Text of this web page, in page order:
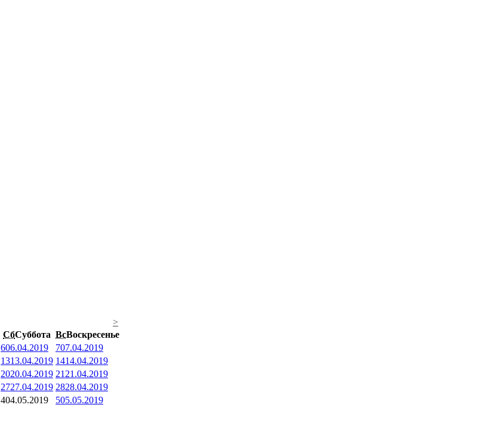
>
СбСуббота ВсВоскресенье
606.04.2019 707.04.2019
1313.04.2019 1414.04.2019
2020.04.2019 21 21.04.2019
2727.04.2019 2828.04.2019
404.05.2019 505.05.2019